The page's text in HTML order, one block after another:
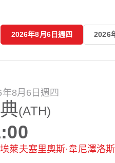
2026年8月6日週四 2026
年8月6日週四
(ATH)
萊夫塞里奧斯·韋尼澤洛